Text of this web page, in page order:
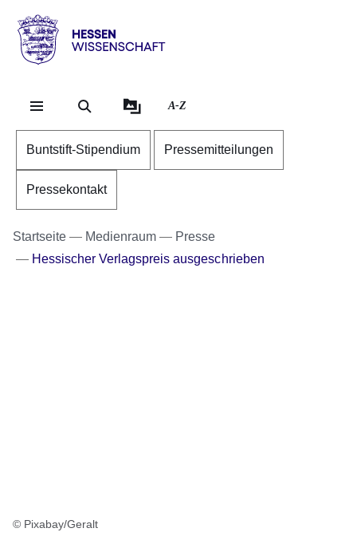
Hessen
Wissenschaft
A-Z
Buntstift-Stipendium Pressemitteilungen
Pressekontakt
Startseite Medienraum
Presse
Hessischer Verlagspreis ausgeschrieben
© Pixabay/Geralt